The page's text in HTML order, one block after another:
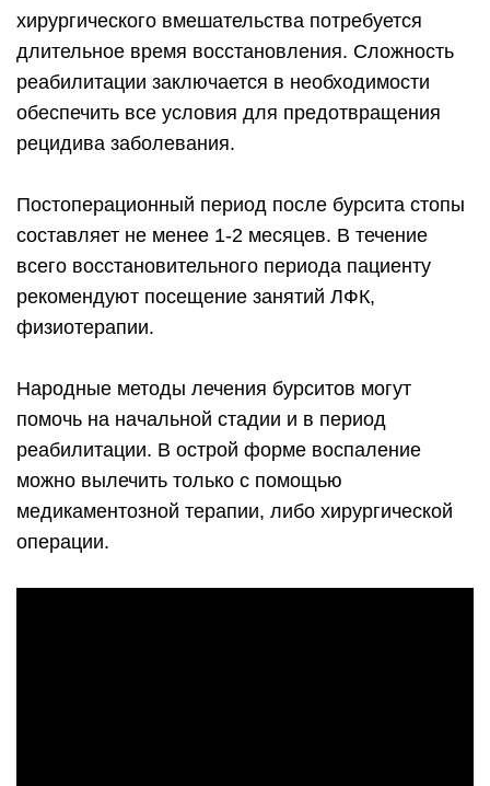
хирургического вмешательства потребуется
длительное время восстановления. Сложность
реабилитации заключается в необходимости
обеспечить все условия для предотвращения
рецидива заболевания.
Постоперационный период после бурсита стопы
составляет не менее 1-2 месяцев. В течение
всего восстановительного периода пациенту
рекомендуют посещение занятий ЛФК,
физиотерапии.
Народные методы лечения бурситов могут
помочь на начальной стадии и в период
реабилитации. В острой форме воспаление
можно вылечить только с помощью
медикаментозной терапии, либо хирургической
операции.